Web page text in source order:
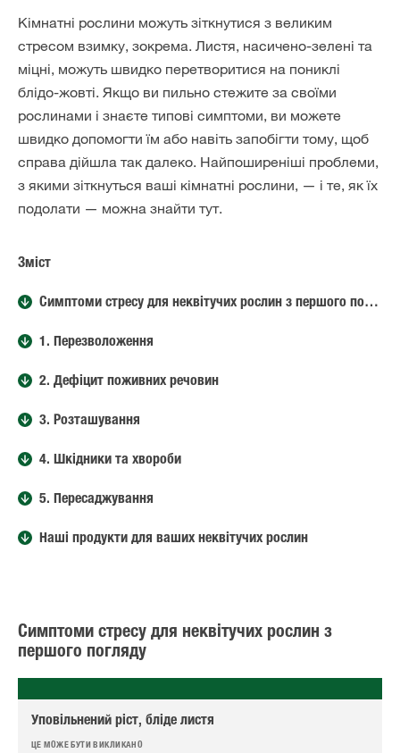
Кімнатні рослини можуть зіткнутися з великим
стресом взимку, зокрема. Листя, насичено-зелені та
міцні, можуть швидко перетворитися на пониклі
блідо-жовті. Якщо ви пильно стежите за своїми
рослинами і знаєте типові симптоми, ви можете
швидко допомогти їм або навіть запобігти тому, щоб
справа дійшла так далеко. Найпоширеніші проблеми,
з якими зіткнуться ваші кімнатні рослини, — і те, як їх
подолати — можна знайти тут.
Зміст
Симптоми стресу для неквітучих рослин з першого погляду
1. Перезволоження
2. Дефіцит поживних речовин
3. Розташування
4. Шкідники та хвороби
5. Пересаджування
Наші продукти для ваших неквітучих рослин
Симптоми стресу для неквітучих рослин з
першого погляду
Уповільнений ріст, бліде листя